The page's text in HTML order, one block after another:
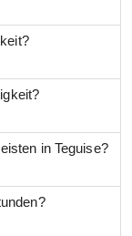
in Teguise?